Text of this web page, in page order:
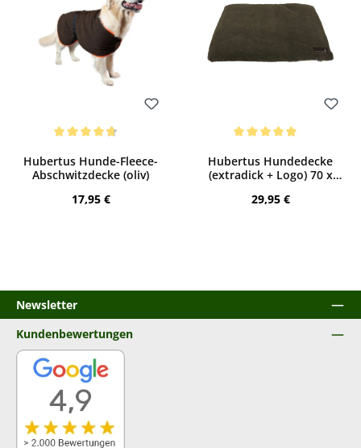
Hubertus Hunde-Fleece-
Abschwitzdecke (oliv)
Regulärer Preis:
17,95 €
Hubertus Hundedecke
(extradick + Logo) 70 x
Regulärer Preis:
29,95 €
Newsletter
Kundenbewertungen